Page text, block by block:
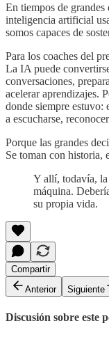
En tiempos de grandes
inteligencia artificial
somos capaces de
Para los coaches del
La IA puede
conversaciones,
acelerar aprendizajes.
donde siempre estuvo:
a escucharse,
Porque las grandes
Se toman con historia,
Y allí, todavía, la
máquina.
su propia vida.
Compartir
Anterior
Siguiente
Discusión sobre este